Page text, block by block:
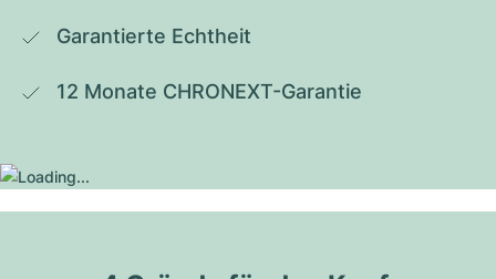
Garantierte Echtheit
12 Monate CHRONEXT-Garantie